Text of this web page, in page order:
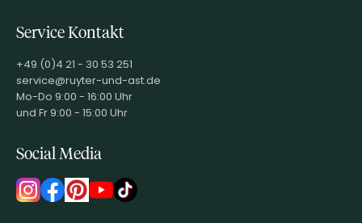
Service Kontakt
+49 (0)4 21 - 30 53 251
service@ruyter-und-ast.de
Mo-Do 9:00 - 16:00 Uhr
und Fr 9:00 - 15:00 Uhr
Social Media